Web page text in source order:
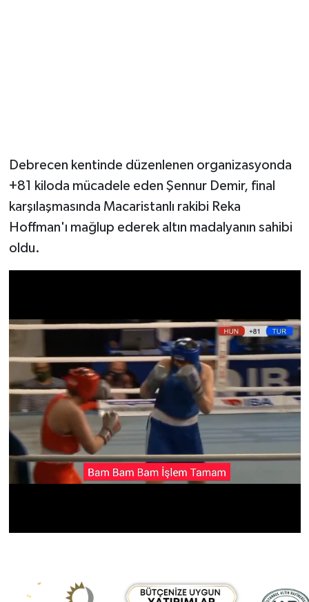
Debrecen kentinde düzenlenen organizasyonda
+81 kiloda mücadele eden Şennur Demir, final
karşılaşmasında Macaristanlı rakibi Reka
Hoffman'ı mağlup ederek altın madalyanın sahibi
oldu.